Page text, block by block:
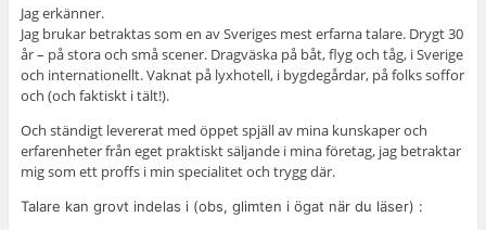
Jag erkänner.
Jag brukar betraktas som en av Sveriges mest erfarna talare. Drygt 30
år – på stora och små scener. Dragväska på båt, flyg och tåg, i Sverige
och internationellt. Vaknat på lyxhotell, i bygdegårdar, på folks soffor
och (och faktiskt i tält!).
Och ständigt levererat med öppet spjäll av mina kunskaper och
erfarenheter från eget praktiskt säljande i mina företag, jag betraktar
mig som ett proffs i min specialitet och trygg där.
Talare kan grovt indelas i (obs, glimten i ögat när du läser) :